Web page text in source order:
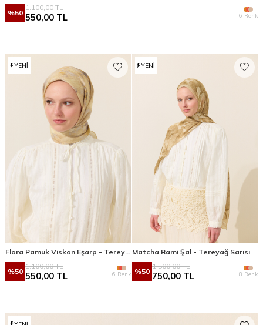
%50
1.100,00TL
550,00 TL 6 Renk
YENI
%50
1.100,00TL
550,00 TL 6 Renk
YENI
Matcha Rami Şal - Tereyağ Sarısı
%50
1.500,00TL
750,00 TL 8 Renk